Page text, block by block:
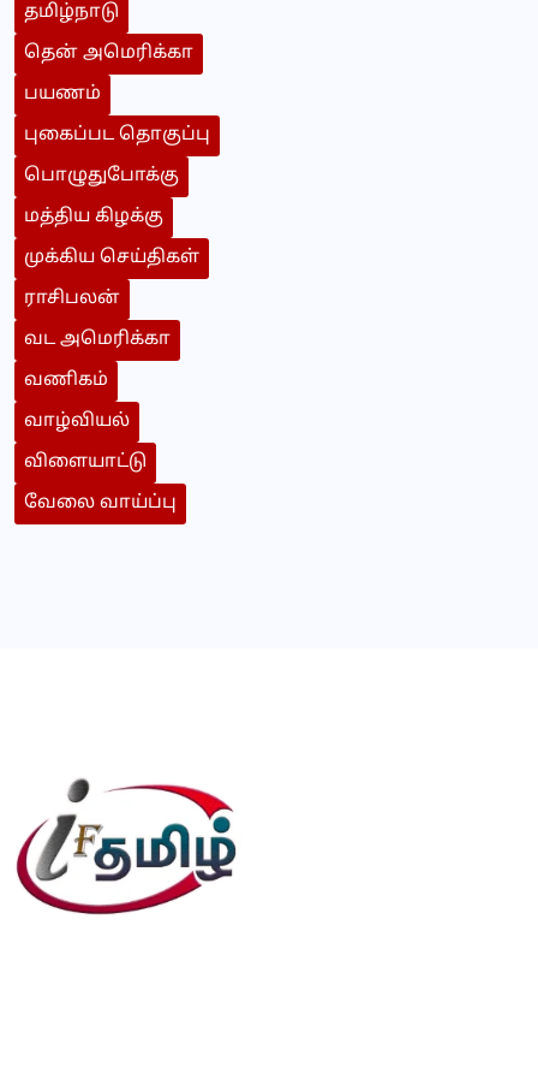
தமிழ்நாடு
தென் அமெரிக்கா
பயணம்
புகைப்பட தொகுப்பு
பொழுதுபோக்கு
மத்திய கிழக்கு
முக்கிய செய்திகள்
ராசிபலன்
வட அமெரிக்கா
வணிகம்
வாழ்வியல்
விளையாட்டு
வேலை வாய்ப்பு